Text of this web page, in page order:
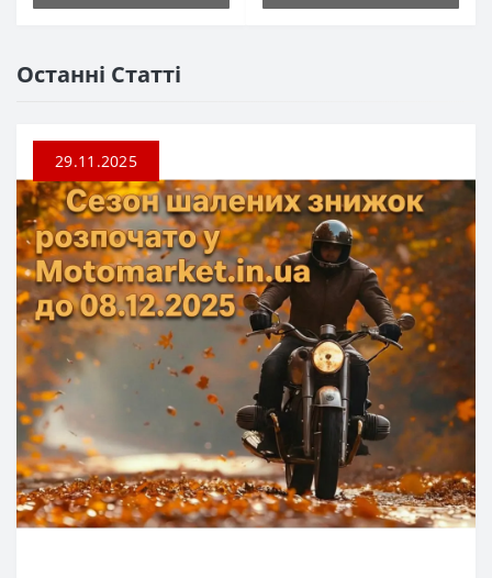
Останні Статті
29.11.2025